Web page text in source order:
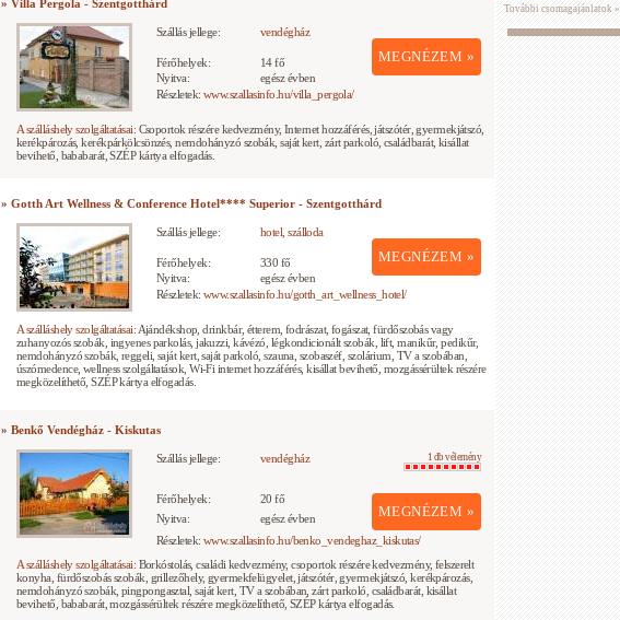
» Villa Pergola - Szentgotthárd
Szállás jellege: vendégház
MEGNÉZEM »
Férőhelyek:
14 fő
Nyitva:
egész évben
Részletek: www.szallasinfo.hu/villa_pergola/
A szálláshely szolgáltatásai: Csoportok részére kedvezmény, Internet hozzáférés, játszótér, gyermekjátszó,
kerékpározás, kerékpárkölcsönzés, nemdohányzó szobák, saját kert, zárt parkoló, családbarát, kisállat
bevihető, bababarát, SZÉP kártya elfogadás.
» Gotth Art Wellness & Conference Hotel**** Superior - Szentgotthárd
Szállás jellege: hotel, szálloda
MEGNÉZEM »
Férőhelyek:
330 fő
Nyitva:
egész évben
Részletek: www.szallasinfo.hu/gotth_art_wellness_hotel/
A szálláshely szolgáltatásai: Ajándékshop, drinkbár, étterem, fodrászat, fogászat, fürdőszobás vagy
zuhanyozós szobák, ingyenes parkolás, jakuzzi, kávézó, légkondicionált szobák, lift, manikűr, pedikűr,
nemdohányzó szobák, reggeli, saját kert, saját parkoló, szauna, szobaszéf, szolárium, TV a szobában,
úszómedence, wellness szolgáltatások, Wi-Fi internet hozzáférés, kisállat bevihető, mozgássérültek részére
megközelíthető, SZÉP kártya elfogadás.
» Benkő Vendégház - Kiskutas
Szállás jellege: vendégház 1 db vélemény
MEGNÉZEM »
Férőhelyek:
20 fő
Nyitva:
egész évben
Részletek: www.szallasinfo.hu/benko_vendeghaz_kiskutas/
A szálláshely szolgáltatásai: Borkóstolás, családi kedvezmény, csoportok részére kedvezmény, felszerelt
konyha, fürdőszobás szobák, grillezőhely, gyermekfelügyelet, játszótér, gyermekjátszó, kerékpározás,
nemdohányzó szobák, pingpongasztal, saját kert, TV a szobában, zárt parkoló, családbarát, kisállat
bevihető, bababarát, mozgássérültek részére megközelíthető, SZÉP kártya elfogadás.
További csomagajánlatok »